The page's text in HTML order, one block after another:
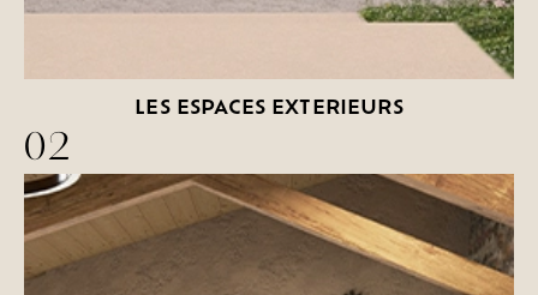
LES ESPACES EXTERIEURS
02